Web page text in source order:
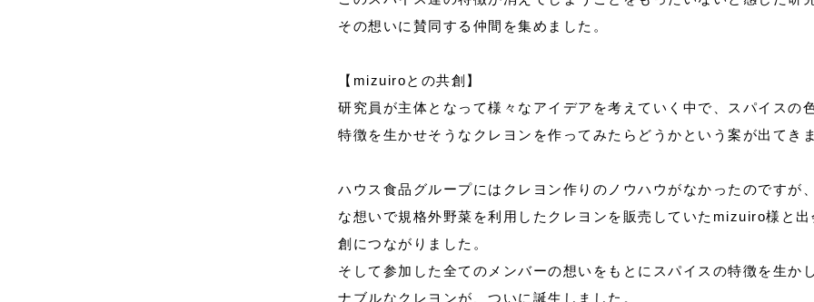
その想いに賛同する仲間を集めました。
【mizuiroとの共創】
研究員が主体となって様々なアイデアを考えていく中で、スパイスの
特徴を生かせそうなクレヨンを作ってみたらどうかという案が出てき
ハウス食品グループにはクレヨン作りのノウハウがなかったのですが
な想いで規格外野菜を利用したクレヨンを販売していたmizuiro様と
創につながりました。
そして参加した全てのメンバーの想いをもとにスパイスの特徴を生か
ナブルなクレヨンが、ついに誕生しました。